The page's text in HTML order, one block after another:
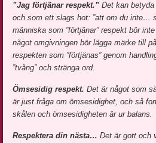
”Jag förtjänar respekt.”Det kan
och som ett slags hot: ”att om du inte…
människa som ”förtjänar” respekt bör
något omgivningen bör lägga märke till
respekten som ”förtjänas” genom
”tvång” och stränga ord.
Ömsesidig respekt.Det är något som
är just fråga om ömsesidighet, och så
skålen och ömsesidigheten är ur balans.
Respektera din nästa…Det är gott och